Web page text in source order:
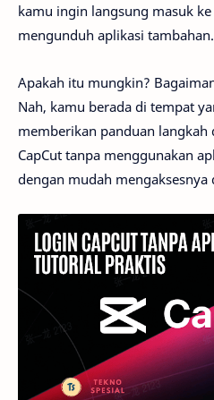
kamu ingin langsung masuk
mengunduh aplikasi tambahan.
Apakah itu mungkin?
Nah, kamu berada di tempat
memberikan panduan
CapCut tanpa menggunakan
dengan mudah mengaksesnya